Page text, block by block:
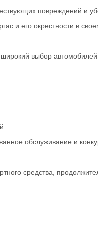
повреждений и
и его окрестности в
выбор
обслуживание и
средства,